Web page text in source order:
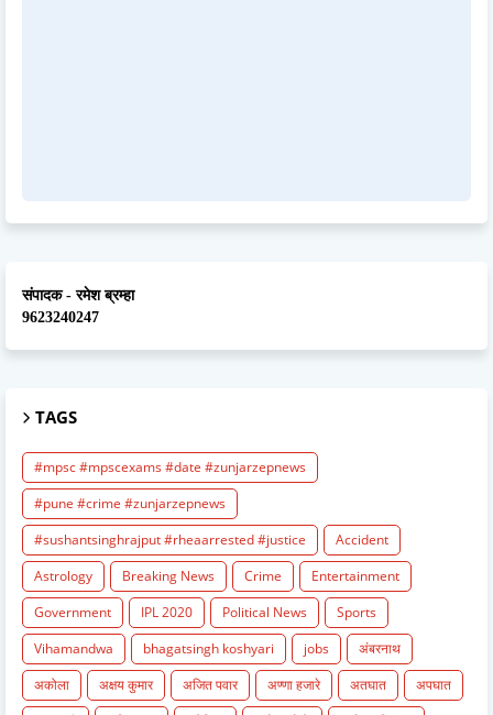
संपादक - रमेश ब्रम्हा
9623240247
TAGS
#mpsc #mpscexams #date #zunjarzepnews
#pune #crime #zunjarzepnews
#sushantsinghrajput #rheaarrested #justice
Accident
Astrology
Breaking News Crime
Entertainment
Government
IPL 2020 Political News
Sports
Vihamandwa
bhagatsingh koshyari jobs
अंबरनाथ
अकोला
अक्षय कुमार अजित पवार अण्णा हजारे अतघात
अपघात